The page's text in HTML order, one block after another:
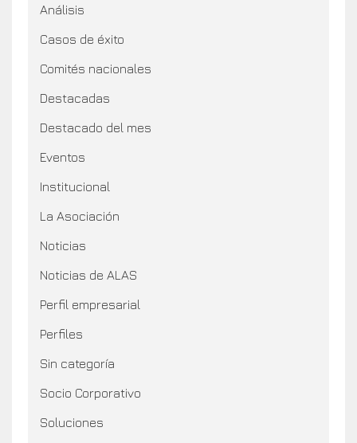
Análisis
Casos de éxito
Comités nacionales
Destacadas
Destacado del mes
Eventos
Institucional
La Asociación
Noticias
Noticias de ALAS
Perfil empresarial
Perfiles
Sin categoría
Socio Corporativo
Soluciones